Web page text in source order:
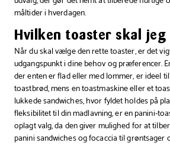
måltider i hverdagen.
Hvilken toaster skal
Når du skal vælge den rette toaster, er det
udgangspunkt i dine behov og præferencer.
der enten er flad eller med lommer, er ideel
toastbrød, mens en toastmaskine eller et
lukkede sandwiches, hvor fyldet holdes på
fleksibilitet til din madlavning, er en panini-
oplagt valg, da den giver mulighed for at
panini sandwiches og focaccia til grøntsager